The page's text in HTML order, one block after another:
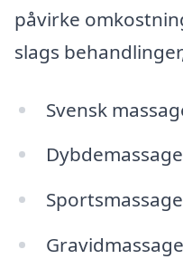
påvirke
slags
Svensk
Dybdemassage
Sportsmassage
Gravidmassage